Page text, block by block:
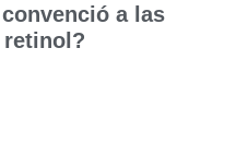
a las
retinol?